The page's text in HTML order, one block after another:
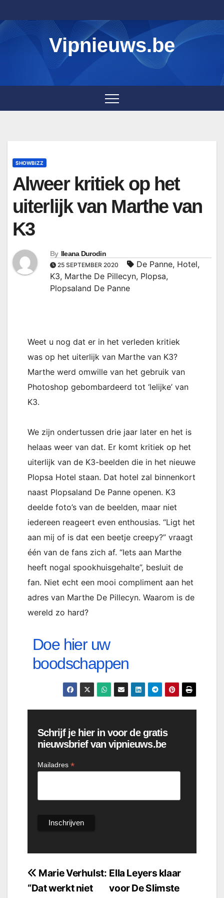
to
content
Vipnieuws.be
SHOWBIZZ
Alweer kritiek op het
uiterlijk van Marthe van
K3
By Ileana Durodin
25 SEPTEMBER 2020 De Panne, Hotel,
K3, Marthe De Pillecyn, Plopsa,
Plopsaland De Panne
Weet u nog dat er in het verleden kritiek
was op het uiterlijk van Marthe van K3?
Marthe werd omwille van het gebruik van
Photoshop gebombardeerd tot ‘lelijke’ van
K3.
We zijn ondertussen drie jaar later en het is
helaas weer van dat. Er komt kritiek op het
uiterlijk van de K3-beelden die in het nieuwe
Plopsa Hotel staan. Dat hotel zal binnenkort
naast Plopsaland De Panne openen. K3
deelde foto’s van de beelden, maar niet
iedereen reageert even enthousias. “Ligt het
aan mij of is dat een beetje creepy?” vraagt
één van de fans zich af. “Iets aan Marthe
heeft nogal spookhuisgehalte”, besluit de
fan. Niet echt een mooi compliment aan het
adres van Marthe De Pillecyn. Waarom is de
wereld zo hard?
Doe hier uw
boodschappen
Schrijf je hier in voor de gratis
nieuwsbrief van vipnieuws.be
Mailadres *
Bericht
navigatie
Ella Leyers klaar
voor De Slimste
Marie Verhulst:
“Dat werkt niet